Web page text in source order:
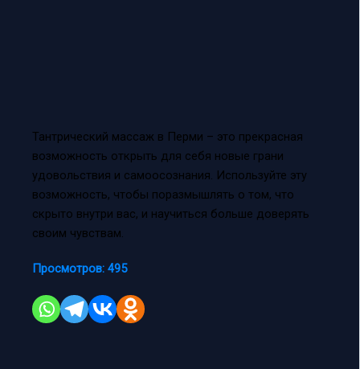
Тантрический массаж в Перми – это прекрасная
возможность открыть для себя новые грани
удовольствия и самоосознания. Используйте эту
возможность, чтобы поразмышлять о том, что
скрыто внутри вас, и научиться больше доверять
своим чувствам.
Просмотров: 495